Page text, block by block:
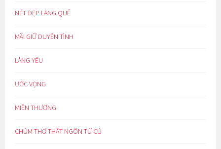
NÉT ĐẸP LÀNG QUÊ
MÃI GIỮ DUYÊN TÌNH
LÀNG YÊU
ƯỚC VỌNG
MIỀN THƯƠNG
CHÙM THƠ THẤT NGÔN TỨ CÚ